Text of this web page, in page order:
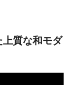
上質な和モダ